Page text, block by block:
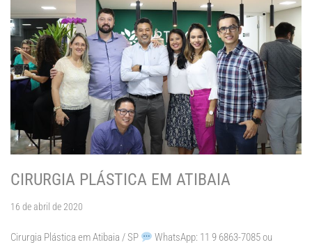
CIRURGIA PLÁSTICA EM ATIBAIA
16 de abril de 2020
Cirurgia Plástica em Atibaia / SP
WhatsApp: 11 9 6863-7085 ou